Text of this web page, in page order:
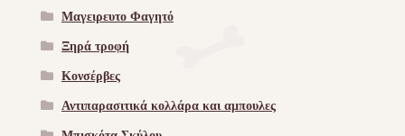
Μαγειρευτο Φαγητό
Ξηρά τροφή
Κονσέρβες
Αντιπαρασιτικά κολλάρα και αμπουλες